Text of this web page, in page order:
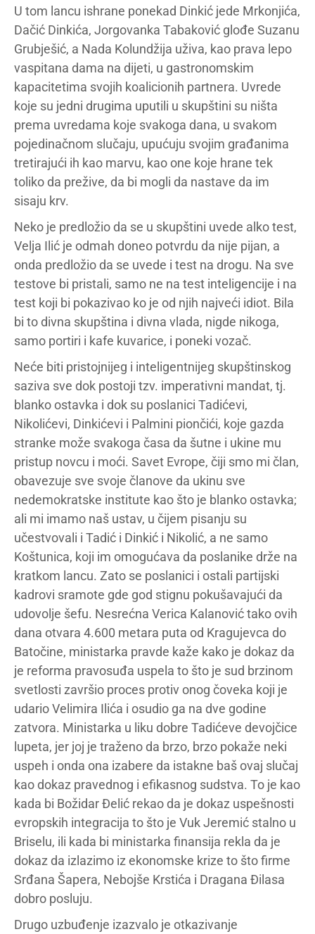
U tom lancu ishrane ponekad Dinkić jede Mrkonjića,
Dačić Dinkića, Jorgovanka Tabaković glođe Suzanu
Grubješić, a Nada Kolundžija uživa, kao prava lepo
vaspitana dama na dijeti, u gastronomskim
kapacitetima svojih koalicionih partnera. Uvrede
koje su jedni drugima uputili u skupštini su ništa
prema uvredama koje svakoga dana, u svakom
pojedinačnom slučaju, upućuju svojim građanima
tretirajući ih kao marvu, kao one koje hrane tek
toliko da prežive, da bi mogli da nastave da im
sisaju krv.
Neko je predložio da se u skupštini uvede alko test,
Velja Ilić je odmah doneo potvrdu da nije pijan, a
onda predložio da se uvede i test na drogu. Na sve
testove bi pristali, samo ne na test inteligencije i na
test koji bi pokazivao ko je od njih najveći idiot. Bila
bi to divna skupština i divna vlada, nigde nikoga,
samo portiri i kafe kuvarice, i poneki vozač.
Neće biti pristojnijeg i inteligentnijeg skupštinskog
saziva sve dok postoji tzv. imperativni mandat, tj.
blanko ostavka i dok su poslanici Tadićevi,
Nikolićevi, Dinkićevi i Palmini piončići, koje gazda
stranke može svakoga časa da šutne i ukine mu
pristup novcu i moći. Savet Evrope, čiji smo mi član,
obavezuje sve svoje članove da ukinu sve
nedemokratske institute kao što je blanko ostavka;
ali mi imamo naš ustav, u čijem pisanju su
učestvovali i Tadić i Dinkić i Nikolić, a ne samo
Koštunica, koji im omogućava da poslanike drže na
kratkom lancu. Zato se poslanici i ostali partijski
kadrovi sramote gde god stignu pokušavajući da
udovolje šefu. Nesrećna Verica Kalanović tako ovih
dana otvara 4.600 metara puta od Kragujevca do
Batočine, ministarka pravde kaže kako je dokaz da
je reforma pravosuđa uspela to što je sud brzinom
svetlosti završio proces protiv onog čoveka koji je
udario Velimira Ilića i osudio ga na dve godine
zatvora. Ministarka u liku dobre Tadićeve devojčice
lupeta, jer joj je traženo da brzo, brzo pokaže neki
uspeh i onda ona izabere da istakne baš ovaj slučaj
kao dokaz pravednog i efikasnog sudstva. To je kao
kada bi Božidar Đelić rekao da je dokaz uspešnosti
evropskih integracija to što je Vuk Jeremić stalno u
Briselu, ili kada bi ministarka finansija rekla da je
dokaz da izlazimo iz ekonomske krize to što firme
Srđana Šapera, Nebojše Krstića i Dragana Đilasa
dobro posluju.
Drugo uzbuđenje izazvalo je otkazivanje